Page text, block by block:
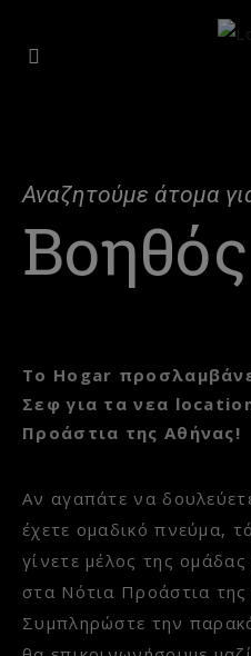
Αναζητούμε άτομα
Το Hogar
Σεφ για τα νεα
Προάστια της Αθήνας!
Αν αγαπάτε να
έχετε ομαδικό πνεύμα,
γίνετε μέλος της
στα Νότια Προάστια
Συμπληρώστε την